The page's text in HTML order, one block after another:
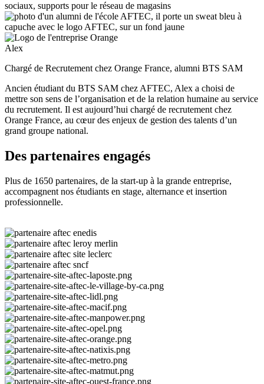
sociaux, supports pour le réseau de magasins
Alex
Chargé de Recrutement chez Orange France, alumni BTS SAM
Ancien étudiant du BTS SAM chez AFTEC, Alex a choisi de
mettre son sens de l’organisation et de la relation humaine au service
du recrutement. Il est aujourd’hui chargé de recrutement chez
Orange France, au cœur des enjeux de gestion des talents d’un
grand groupe national.
Des partenaires engagés
Plus de 1650 partenaires, de la start-up à la grande entreprise,
accompagnent nos étudiants en stage, alternance et insertion
professionnelle.